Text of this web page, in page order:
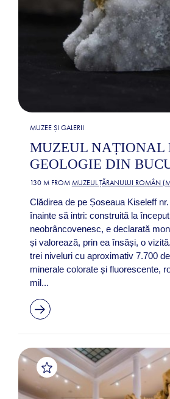
MUZEE ȘI GALERII
MUZEUL NAȚIONAL
GEOLOGIE DIN
130 M FROM MUZEUL ȚĂRANULUI ROMÂN
Clădirea de pe Șoseaua Kiseleff
înainte să intri: construită la
neobrâncovenesc, e declarată
și valorează, prin ea însăși, o
trei niveluri cu aproximativ 7.700
minerale colorate și fluorescente,
mil...